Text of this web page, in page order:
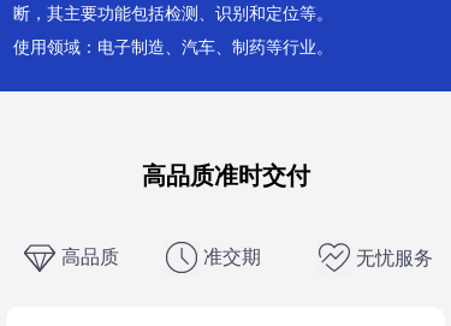
断，其主要功能包括检测、识别和定位等。
使⽤领域：电⼦制造、汽⻋、制药等⾏业。
高品质准时交付
高品质 准交期 无忧服务